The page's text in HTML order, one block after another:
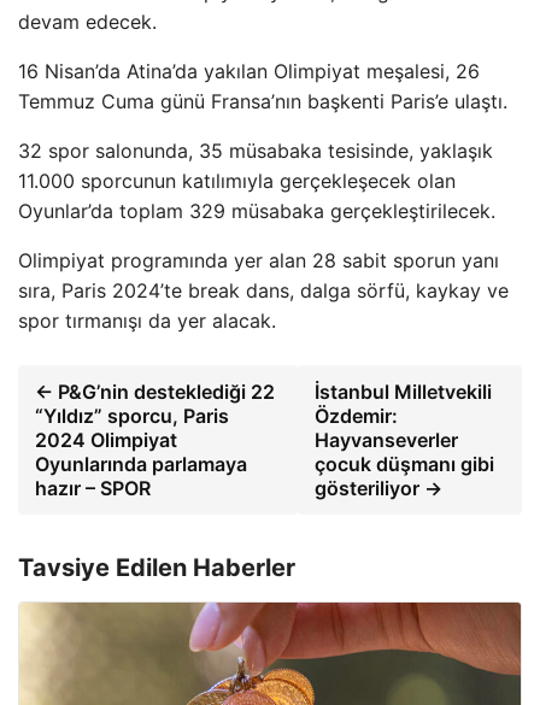
devam edecek.
16 Nisan’da Atina’da yakılan Olimpiyat meşalesi, 26
Temmuz Cuma günü Fransa’nın başkenti Paris’e ulaştı.
32 spor salonunda, 35 müsabaka tesisinde, yaklaşık
11.000 sporcunun katılımıyla gerçekleşecek olan
Oyunlar’da toplam 329 müsabaka gerçekleştirilecek.
Olimpiyat programında yer alan 28 sabit sporun yanı
sıra, Paris 2024’te break dans, dalga sörfü, kaykay ve
spor tırmanışı da yer alacak.
← P&G’nin desteklediği 22
“Yıldız” sporcu, Paris
2024 Olimpiyat
Oyunlarında parlamaya
hazır – SPOR
İstanbul Milletvekili
Özdemir:
Hayvanseverler
çocuk düşmanı gibi
gösteriliyor →
Tavsiye Edilen Haberler